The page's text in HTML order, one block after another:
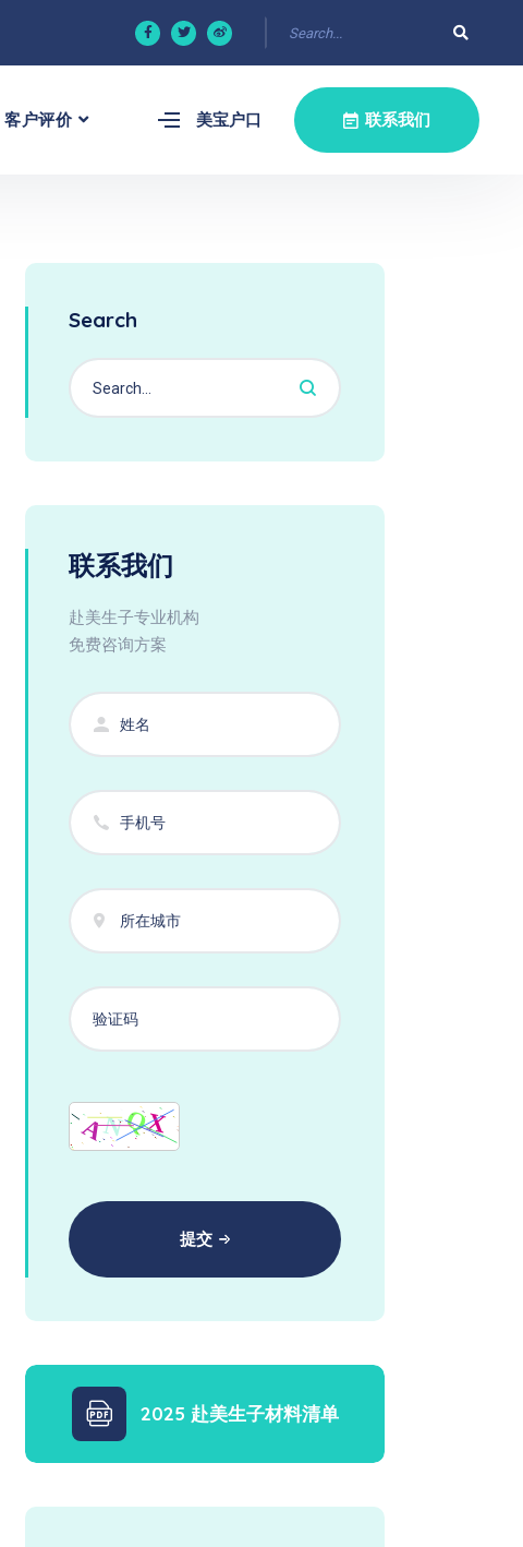
客户评价 美宝户口 联系我们
Search
联系我们
赴美生子专业机构
免费咨询方案
提交
2025 赴美生子材料清单